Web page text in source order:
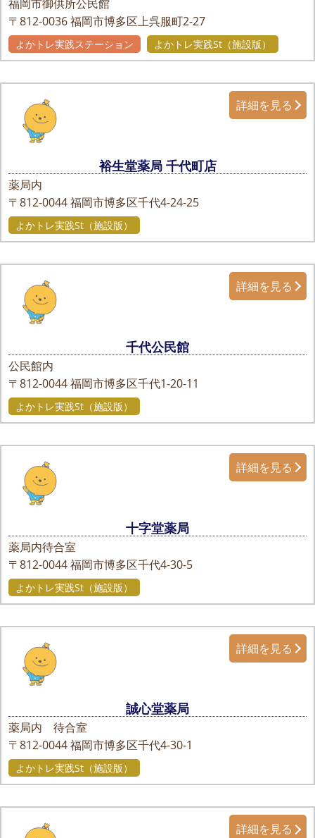
福岡市御供所公民館
〒812-0036福岡市博多区上呉服町2-27
よかトレ実践ステーション よかトレ実践St（施設版）
裕生堂薬局 千代町店
薬局内
〒812-0044福岡市博多区千代4-24-25
詳細を見る
よかトレ実践St（施設版）
千代公民館
公民館内
〒812-0044福岡市博多区千代1-20-11
詳細を見る
よかトレ実践St（施設版）
十字堂薬局
薬局内待合室
〒812-0044福岡市博多区千代4-30-5
詳細を見る
よかトレ実践St（施設版）
誠心堂薬局
薬局内 待合室
〒812-0044福岡市博多区千代4-30-1
詳細を見る
よかトレ実践St（施設版）
詳細を見る